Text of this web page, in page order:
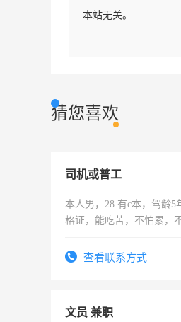
本站无关。
猜您喜欢
司机或普工
本人男，28.有c本，驾龄5
格证，能吃苦，不怕累，
查看联系方式
文员 兼职